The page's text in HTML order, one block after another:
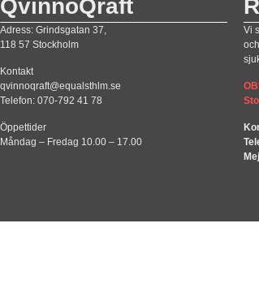
QvinnoQraft
Adress: Grindsgatan 37,
118 57 Stockholm
Kontakt
qvinnoqraft@equalsthlm.se
Telefon: 070-792 41 78
Öppettider
Måndag – Fredag 10.00 – 17.00
Vi